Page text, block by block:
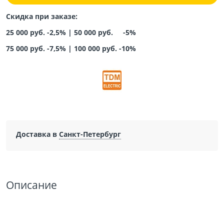
Скидка при заказе:
25 000 руб. -2,5% | 50 000 руб. -5%
75 000 руб. -7,5% | 100 000 руб. -10%
Доставка в Санкт-Петербург
Описание